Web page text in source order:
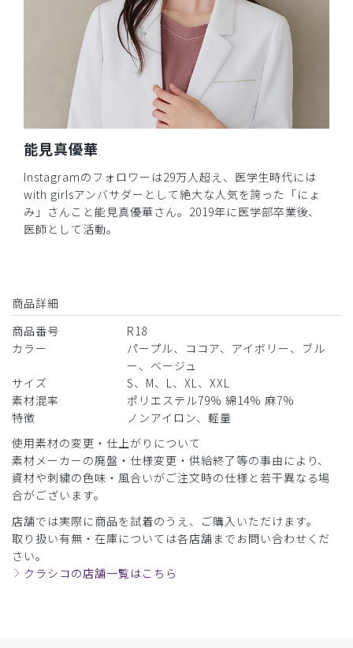
能見真優華
Instagramのフォロワーは29万人超え、医学生時代には
with girlsアンバサダーとして絶大な人気を誇った「にょ
み」さんこと能見真優華さん。2019年に医学部卒業後、
医師として活動。
商品詳細
商品番号
R18
カラー
パープル、ココア、アイボリー、ブル
ー、ベージュ
サイズ
S、M、L、XL、XXL
素材混率
ポリエステル79% 綿14% 麻7%
特徴
ノンアイロン、軽量
使用素材の変更・仕上がりについて
素材メーカーの廃盤・仕様変更・供給終了等の事由により、
資材や刺繍の色味・風合いがご注文時の仕様と若干異なる場
合がございます。
店舗では実際に商品を試着のうえ、ご購入いただけます。
取り扱い有無・在庫については各店舗までお問い合わせくだ
さい。
クラシコの店舗一覧はこちら